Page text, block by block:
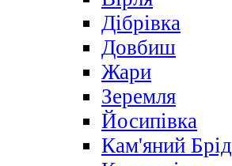
Дібрівка
Довбиш
Жари
Зеремля
Йосипівка
Кам'яний Брід